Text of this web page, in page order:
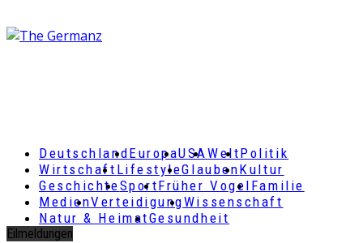
DeutschlandEuropaUSAWeltPolitik
Wirtschaft LifestyleGlaubenKultur
GeschichteSportFrüher Vogel Familie
MedienVerteidigungWissenschaft
Natur & HeimatGesundheit
Eilmeldungen